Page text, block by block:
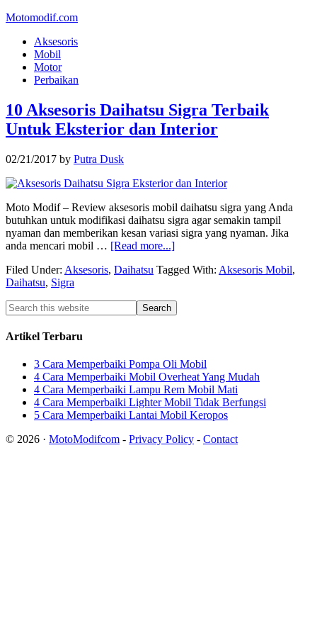
Motomodif.com
Aksesoris
Mobil
Motor
Perbaikan
10 Aksesoris Daihatsu Sigra Terbaik
Untuk Eksterior dan Interior
02/21/2017 by Putra Dusk
Moto Modif – Review aksesoris mobil daihatsu sigra yang Anda
butuhkan untuk modifikasi daihatsu sigra agar semakin tampil
nyaman dan memberikan kesan variasi sigra yang nyaman. Jika
anda mencari mobil … [Read more...]
Filed Under: Aksesoris, Daihatsu Tagged With: Aksesoris Mobil,
Daihatsu, Sigra
Artikel Terbaru
3 Cara Memperbaiki Pompa Oli Mobil
4 Cara Memperbaiki Mobil Overheat Yang Mudah
4 Cara Memperbaiki Lampu Rem Mobil Mati
4 Cara Memperbaiki Lighter Mobil Tidak Berfungsi
5 Cara Memperbaiki Lantai Mobil Keropos
© 2026 · MotoModifcom - Privacy Policy - Contact